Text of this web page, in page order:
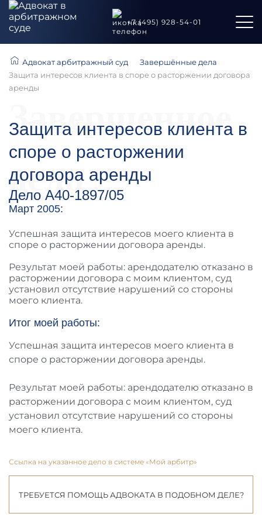
+7 (495) 928-54-01
Адвокат арбитражный суд
Завершённые дела
Защита интересов клиента в споре о расторжении договора
аренды
Защита интересов клиента в
споре о расторжении
договора аренды
Дело А40-1897/05
Март 2005:
Завершенное
дело
Успешная защита интересов моего клиента в
споре о расторжении договора аренды.
Результат моей работы: арендодателю отказано в
расторжении договора с моим клиентом, суд
установил отсутствие нарушений со стороны
моего клиента.
Итог моей работы:
Успешная защита интересов моего клиента в
споре о расторжении договора аренды.
Результат моей работы: арендодателю отказано в
расторжении договора с моим клиентом, суд
установил отсутствие нарушений со стороны
моего клиента.
Ссылка на указанное дело в системе «Мой арбитр»
ТРЕБУЕТСЯ ПОМОЩЬ АДВОКАТА В ПОДОБНОМ ДЕЛЕ?